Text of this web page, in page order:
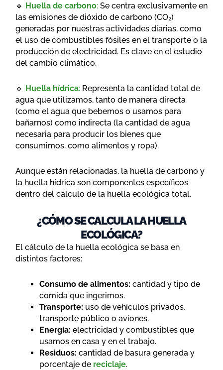
🔹 Huella de carbono: Se centra exclusivamente en
las emisiones de dióxido de carbono (CO₂)
generadas por nuestras actividades diarias, como
el uso de combustibles fósiles en el transporte o la
producción de electricidad. Es clave en el estudio
del cambio climático.
🔹 Huella hídrica: Representa la cantidad total de
agua que utilizamos, tanto de manera directa
(como el agua que bebemos o usamos para
bañarnos) como indirecta (la cantidad de agua
necesaria para producir los bienes que
consumimos, como alimentos y ropa).
Aunque están relacionadas, la huella de carbono y
la huella hídrica son componentes específicos
dentro del cálculo de la huella ecológica total.
¿CÓMO SE CALCULA LA HUELLA
ECOLÓGICA?
El cálculo de la huella ecológica se basa en
distintos factores:
Consumo de alimentos: cantidad y tipo de
comida que ingerimos.
Transporte: uso de vehículos privados,
transporte público o aviones.
Energía: electricidad y combustibles que
usamos en casa y en el trabajo.
Residuos: cantidad de basura generada y
porcentaje de reciclaje.